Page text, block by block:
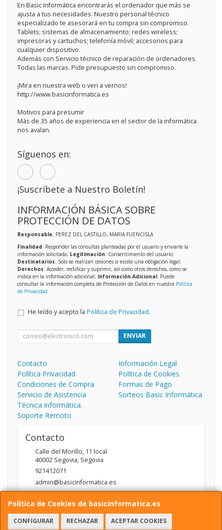
Política de Cookies de basicinformatica.es
CONFIGURAR RECHAZAR ACEPTAR COOKIES
En Basic Informática encontrarás el ordenador que más se
ajusta a tus necesidades. Nuestro personal técnico
especializado te asesorará en tu compra sin compromiso.
Tablets; sistemas de almacenamiento; redes wireless;
impresoras y cartuchos; telefonía móvil; accesorios para
cualquier dispositivo.
Además con Servicio técnico de reparación de ordenadores.
Todas las marcas. Pide presupuesto sin compromiso.
¡Mira en nuestra web o ven a vernos!
http://www.basicinformatica.es
Motivos para presumir
Más de 35 años de experiencia en el sector de la informática
nos avalan.
Síguenos en:
¡Suscríbete a Nuestro Boletín!
INFORMACIÓN BÁSICA SOBRE
PROTECCIÓN DE DATOS
Responsable: PEREZ DEL CASTILLO, MARIA FUENCISLA
Finalidad: Responder las consultas planteadas por el usuario y enviarle la
información solicitada; Legitimación: Consentimiento del usuario;
Destinatarios: Solo se realizan cesiones si existe una obligación legal;
Derechos: Acceder, rectificar y suprimir, así como otros derechos, como se
indica en la información adicional; Información Adicional: Puede
consultar la información completa de Protección de Datos en nuestra Política
de Privacidad
He leído y acepto la Política de Privacidad.
ENVIAR
Contacto
Información Legal
Política Privacidad
Política de Cookies
Condiciones de Compra
Formas de Pago
Servicio de Asistencia
Técnica informática.
Soporte Remoto
Sorteos Basic Informática
Contacto
Calle del Morillo, 11 local
40002 Segovia, Segovia
921412071
admin@basicinformatica.es
Horario